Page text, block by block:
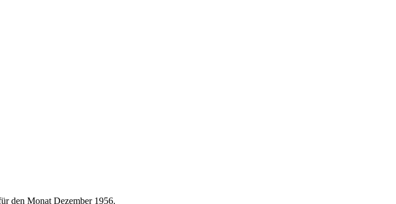
den Monat Dezember 1956.